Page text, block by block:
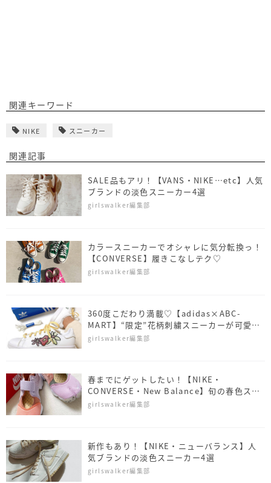
関連キーワード
NIKE スニーカー
関連記事
SALE品もアリ！【VANS・NIKE…etc】人気
ブランドの淡色スニーカー4選
girlswalker編集部
カラースニーカーでオシャレに気分転換っ！
【CONVERSE】履きこなしテク♡
girlswalker編集部
360度こだわり満載♡【adidas×ABC-
MART】“限定”花柄刺繍スニーカーが可愛す
ぎて争奪戦…！
girlswalker編集部
春までにゲットしたい！【NIKE・
CONVERSE・New Balance】旬の春色スニ
ーカー4選
girlswalker編集部
新作もあり！【NIKE・ニューバランス】人
気ブランドの淡色スニーカー4選
girlswalker編集部